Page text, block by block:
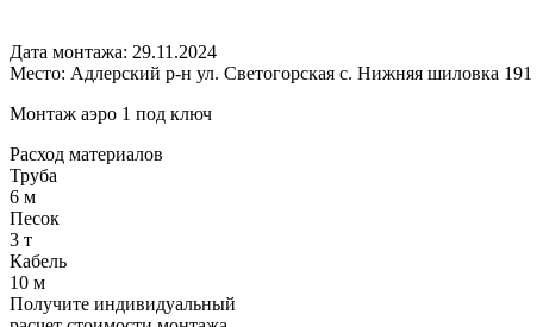
Дата монтажа: 29.11.2024
Место: Адлерский р-н ул. Светогорская с. Нижняя шиловка 191
Монтаж аэро 1 под ключ
Расход материалов
Труба
6 м
Песок
3 т
Кабель
10 м
Получите индивидуальный